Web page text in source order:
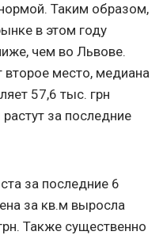
Таким образом,
в этом году
чем во Львове.
второе место, медиана
57,6 тыс. грн
за последние
за последние 6
за кв.м выросла
Также существенно